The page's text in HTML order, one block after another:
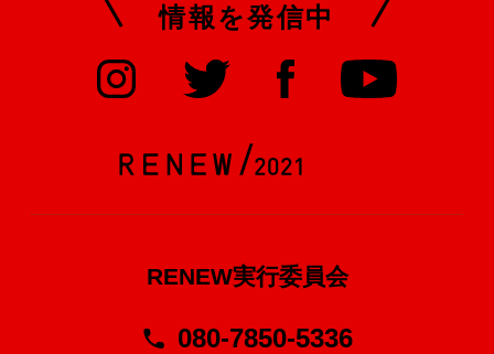
情報を発信中
RENEW実行委員会
080-7850-5336